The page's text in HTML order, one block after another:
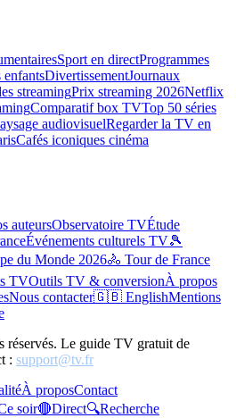
Sport en directProgrammes
enfantsDivertissementJournaux
streamingPrix streaming 2026Netflix
Comparatif box TVTop 50 séries
audiovisuelRegarder la TV en
Cafés iconiques cinéma
auteursObservatoire TVÉtude
Événements culturels TV🎾
du Monde 2026🚴 Tour de France
TVOutils TV & conversionÀ propos
Nous contacter🇬🇧 EnglishMentions
Le guide TV gratuit de
: support@tv.fr
À proposContact
soir🔴Direct🔍Recherche